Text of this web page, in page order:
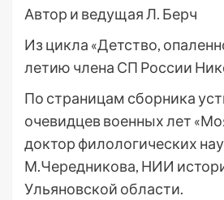
Автор и ведущая Л. Берч
Из цикла «Детство,
летию члена СП России
По страницам сборника
очевидцев военных лет
доктор филологических
М.Чередникова, НИИ
Ульяновской области.